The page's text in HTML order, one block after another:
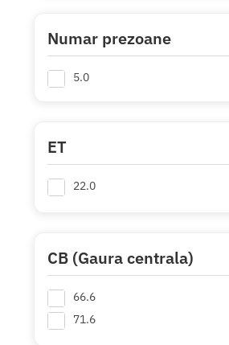
Numar prezoane
5.0
ET
22.0
CB (Gaura centrala)
66.6
71.6